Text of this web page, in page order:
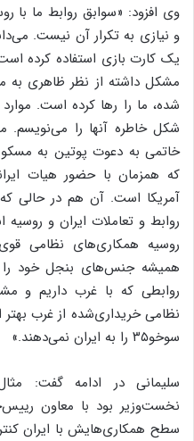
وی افزود: «سوابق روابط ما با
و نیازی به تکرار آن نیست.
یک کارت بازی استفاده کرده
مشکل داشته از نظر ظاهری
شده، ما را رها کرده است.
خاتمی به دعوت پوتین به
که همزمان با حضور هیات
آمریکا است. آن هم در حالی
روابط و تعاملات ایران و
روسیه همکاری‌های نظامی
همیشه جنس‌های بنجل خود را
روابطی که با غرب داریم و
نظامی خریداری‌شده از غرب
سوخو۳۵ را به ایران نمی‌دهند.»
سلیمانی در ادامه گفت:
نخست‌وزیر بود با معاون
سطح همکاری‌هایش با ایران